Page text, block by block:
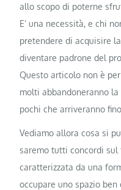
allo scopo di poterne
E’ una necessità, e chi
pretendere di acquisire la
diventare padrone del
Questo articolo non è
molti abbandoneranno
pochi che arriveranno
Vediamo allora cosa si
saremo tutti concordi sul
caratterizzata da una
occupare uno spazio